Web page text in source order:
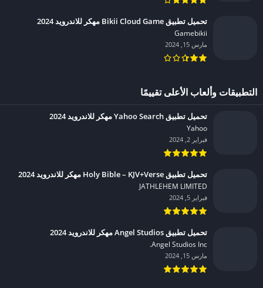
تحميل تطبيق Bikii Cloud Game مهكر للاندرويد 2024
Gamebikii‏
مارس 15, 2024
التطبيقات وألعاب الأعلى تقييمًا
تحميل تطبيق Yahoo Search مهكر للاندرويد 2024
Yahoo‏
فبراير 2, 2024
تحميل تطبيق Holy Bible – KJV+Verse مهكر للاندرويد 2024
JATHLEHEM LIMITED‏
فبراير 5, 2024
تحميل تطبيق Angel Studios مهكر للاندرويد 2024
Angel Studios Inc.‏
مارس 15, 2024